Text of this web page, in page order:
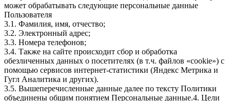
может обрабатывать следующие персональные данные
Пользователя
3.1. Фамилия, имя, отчество;
3.2. Электронный адрес;
3.3. Номера телефонов;
3.4. Также на сайте происходит сбор и обработка
обезличенных данных о посетителях (в т.ч. файлов «cookie») с
помощью сервисов интернет-статистики (Яндекс Метрика и
Гугл Аналитика и других).
3.5. Вышеперечисленные данные далее по тексту Политики
объединены общим понятием Персональные данные.4. Цели